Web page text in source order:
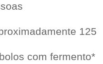
125
com fermento*